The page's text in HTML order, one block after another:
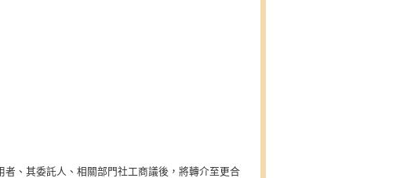
、其委託人、相關部門社工商議後，將轉介至更合